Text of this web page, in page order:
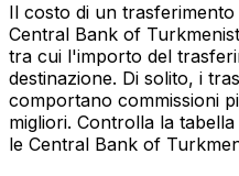
Il costo di un
Central Bank of
tra cui l'importo del
destinazione. Di solito, i
comportano commissioni
migliori. Controlla la
le Central Bank of